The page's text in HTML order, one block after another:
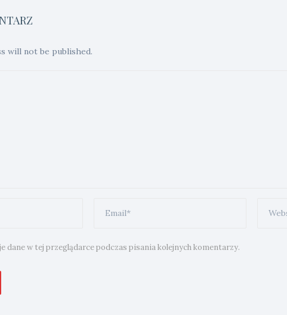
will not be published.
dane w tej przeglądarce podczas pisania kolejnych komentarzy.